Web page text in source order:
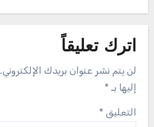
اترك تعليقاً
لن يتم نشر عنوان بريدك الإلكتروني.
إليها بـ *
التعليق *